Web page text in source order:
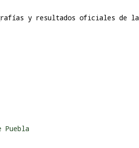
y resultados oficiales de la